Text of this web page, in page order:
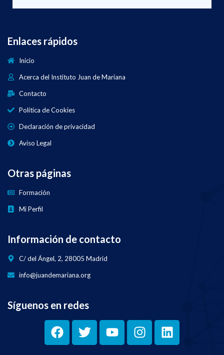
Enlaces rápidos
Inicio
Acerca del Instituto Juan de Mariana
Contacto
Política de Cookies
Declaración de privacidad
Aviso Legal
Otras páginas
Formación
Mi Perfil
Información de contacto
C/ del Ángel, 2, 28005 Madrid
info@juandemariana.org
Síguenos en redes